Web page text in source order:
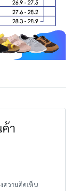
า
ความคิดเห็น